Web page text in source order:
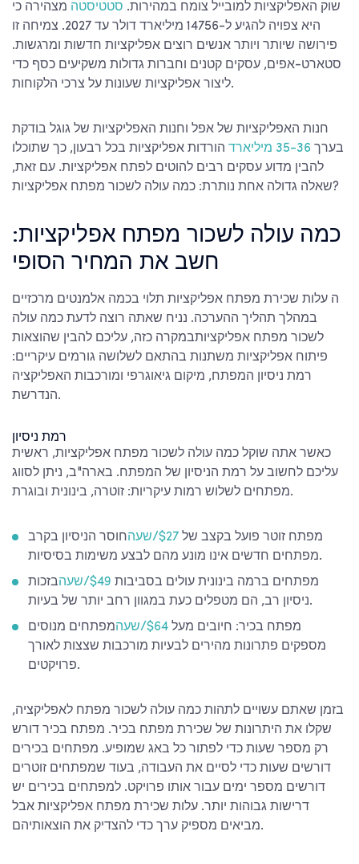
שוק האפליקציות למובייל צומח במהירות. סטטיסטה מצהירה כי
היא צפויה להגיע ל-14756 מיליארד דולר עד 2027. צמיחה זו
פירושה שיותר ויותר אנשים רוצים אפליקציות חדשות ומרגשות.
סטארט-אפים, עסקים קטנים וחברות גדולות משקיעים כסף כדי
ליצור אפליקציות שעונות על צרכי הלקוחות.
חנות האפליקציות של אפל וחנות האפליקציות של גוגל בודקת
בערך 35-36 מיליארד
הורדות אפליקציות בכל רבעון, כך שתוכלו
להבין מדוע עסקים רבים להוטים לפתח אפליקציות. עם זאת,
שאלה גדולה אחת נותרת:כמה עולה לשכור מפתח אפליקציות?
כמה עולה לשכור מפתח אפליקציות:
ה עלות שכירת מפתח אפליקציות תלוי בכמה אלמנטים מרכזיים
במהלך תהליך ההערכה. נניח שאתה רוצה לדעת כמה עולה
לשכור מפתח אפליקציותבמקרה כזה, עליכם להבין שהוצאות
פיתוח אפליקציות משתנות בהתאם לשלושה גורמים עיקריים:
רמת ניסיון המפתח, מיקום גיאוגרפי ומורכבות האפליקציה
הנדרשת.
כאשר אתה שוקל כמה עולה לשכור מפתח אפליקציות, ראשית
עליכם לחשוב על רמת הניסיון של המפתח. בארה"ב, ניתן לסווג
מפתחים לשלוש רמות עיקריות: זוטרה, בינונית ובוגרת.
מפתח זוטר פועל בקצב של $27/שעה
חוסר הניסיון בקרב
מפתחים חדשים אינו מונע מהם לבצע משימות בסיסיות.
מפתחים ברמה בינונית עולים בסביבות $49/שעה
בזכות
ניסיון רב, הם מטפלים כעת במגוון רחב יותר של בעיות.
מפתח בכיר: חיובים מעל $64/שעה
מפתחים מנוסים
מספקים פתרונות מהירים לבעיות מורכבות שצצות לאורך
פרויקטים.
בזמן שאתם עשויים לתהות כמה עולה לשכור מפתח לאפליקציה,
שקלו את היתרונות של שכירת מפתח בכיר. מפתח בכיר דורש
רק מספר שעות כדי לפתור כל באג שמופיע. מפתחים בכירים
דורשים שעות כדי לסיים את העבודה, בעוד שמפתחים זוטרים
דורשים מספר ימים עבור אותו פרויקט. למפתחים בכירים יש
דרישות גבוהות יותר. עלות שכירת מפתח אפליקציות אבל
מביאים מספיק ערך כדי להצדיק את הוצאותיהם.